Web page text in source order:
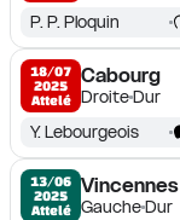
P. P. Ploquin
18/07
2025
Attelé
Cabourg
DroiteDur
Y. Lebourgeois
13/06
2025
Attelé
Vincennes
GaucheDur